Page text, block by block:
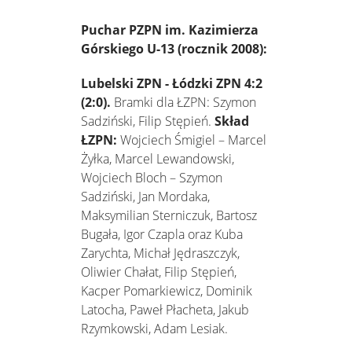
Puchar PZPN im. Kazimierza
Górskiego U-13 (rocznik 2008):
Lubelski ZPN - Łódzki ZPN 4:2
(2:0). Bramki dla ŁZPN: Szymon
Sadziński, Filip Stępień. Skład
ŁZPN: Wojciech Śmigiel – Marcel
Żyłka, Marcel Lewandowski,
Wojciech Bloch – Szymon
Sadziński, Jan Mordaka,
Maksymilian Sterniczuk, Bartosz
Bugała, Igor Czapla oraz Kuba
Zarychta, Michał Jędraszczyk,
Oliwier Chałat, Filip Stępień,
Kacper Pomarkiewicz, Dominik
Latocha, Paweł Płacheta, Jakub
Rzymkowski, Adam Lesiak.